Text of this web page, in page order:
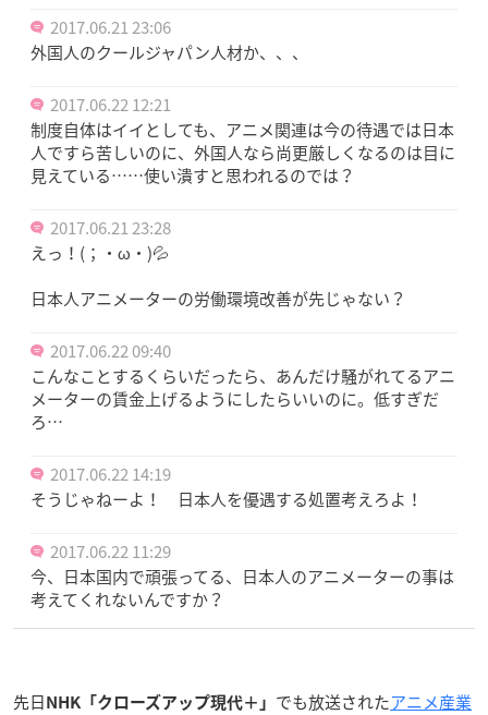
2017.06.21 23:06
外国人のクールジャパン人材か、、、
2017.06.22 12:21
制度自体はイイとしても、アニメ関連は今の待遇では日本
人ですら苦しいのに、外国人なら尚更厳しくなるのは目に
見えている……使い潰すと思われるのでは？
2017.06.21 23:28
えっ！(；・ω・)💦
日本人アニメーターの労働環境改善が先じゃない？
2017.06.22 09:40
こんなことするくらいだったら、あんだけ騒がれてるアニ
メーターの賃金上げるようにしたらいいのに。低すぎだ
ろ…
2017.06.22 14:19
そうじゃねーよ！ 日本人を優遇する処置考えろよ！
2017.06.22 11:29
今、日本国内で頑張ってる、日本人のアニメーターの事は
考えてくれないんですか？
先日 NHK「クローズアップ現代＋ 」 でも放送されたアニメ産業